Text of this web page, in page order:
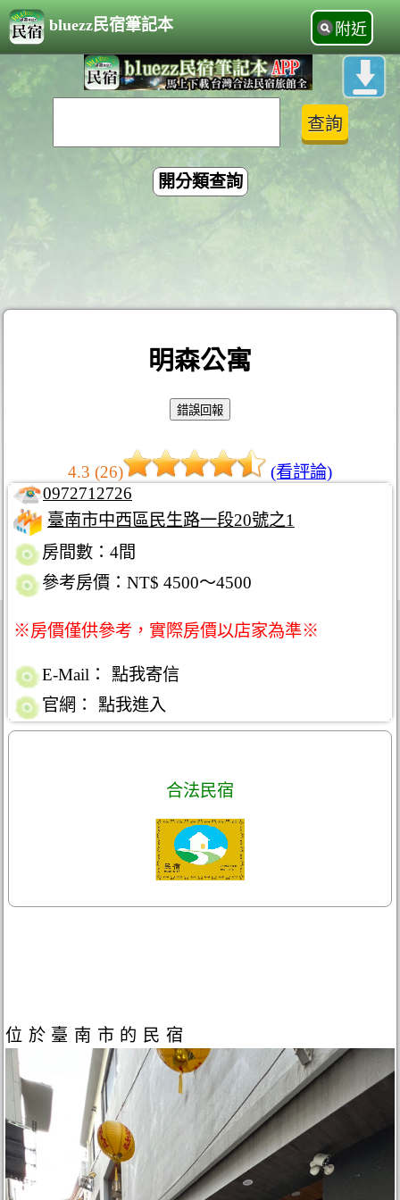
bluezz民宿筆記本 附近
開分類查詢
明森公寓
4.3 (26)
(看評論)
0972712726
臺南市中西區民生路一段20號之1
房間數：4間
參考房價：NT$ 4500～4500
※房價僅供參考，實際房價以店家為準※
E-Mail：
點我寄信
官網：
點我進入
合法民宿
位於臺南市的民宿